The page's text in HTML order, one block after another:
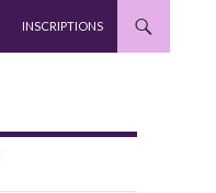
INSCRIPTIONS